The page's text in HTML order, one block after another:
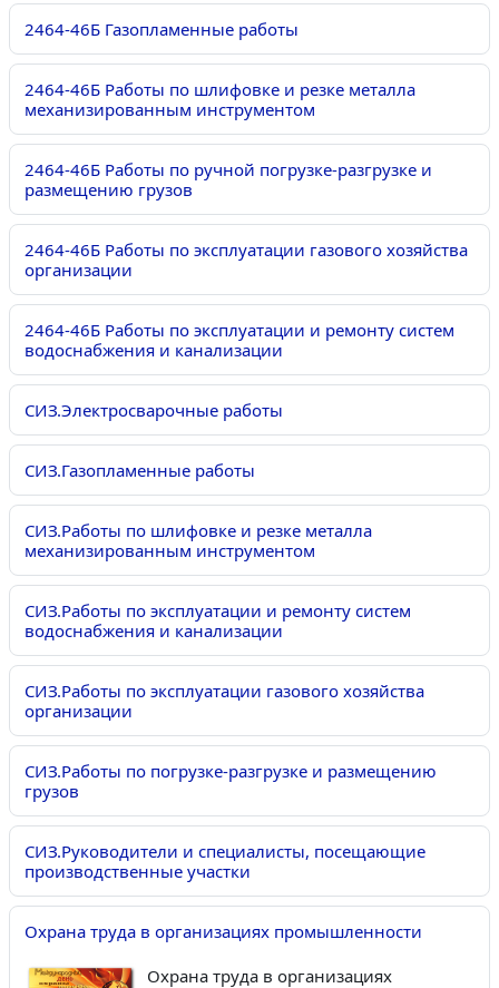
2464-46Б Газопламенные работы
2464-46Б Работы по шлифовке и резке металла
механизированным инструментом
2464-46Б Работы по ручной погрузке-разгрузке и
размещению грузов
2464-46Б Работы по эксплуатации газового хозяйства
организации
2464-46Б Работы по эксплуатации и ремонту систем
водоснабжения и канализации
СИЗ.Электросварочные работы
СИЗ.Газопламенные работы
СИЗ.Работы по шлифовке и резке металла
механизированным инструментом
СИЗ.Работы по эксплуатации и ремонту систем
водоснабжения и канализации
СИЗ.Работы по эксплуатации газового хозяйства
организации
СИЗ.Работы по погрузке-разгрузке и размещению
грузов
СИЗ.Руководители и специалисты, посещающие
производственные участки
Охрана труда в организациях промышленности
Охрана труда в организациях